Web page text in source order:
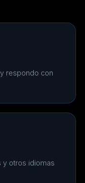
respondo con
y otros idiomas